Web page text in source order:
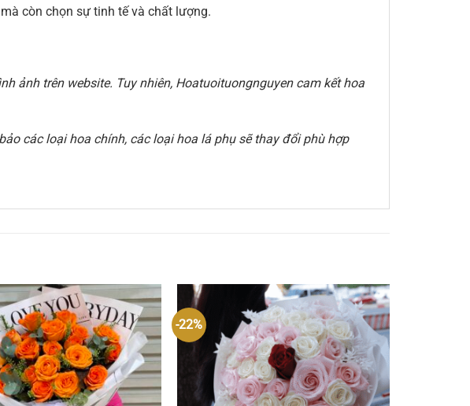
còn chọn sự tinh tế và chất lượng.
ảnh trên website. Tuy nhiên, Hoatuoituongnguyen cam kết hoa
các loại hoa chính, các loại hoa lá phụ sẽ thay đổi phù hợp
-22%